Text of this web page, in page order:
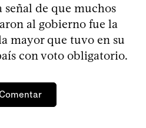
señal de que muchos
al gobierno fue la
mayor que tuvo en su
con voto obligatorio.